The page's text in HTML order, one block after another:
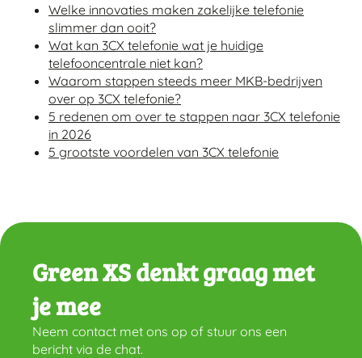
Welke innovaties maken zakelijke telefonie
slimmer dan ooit?
Wat kan 3CX telefonie wat je huidige
telefooncentrale niet kan?
Waarom stappen steeds meer MKB-bedrijven
over op 3CX telefonie?
5 redenen om over te stappen naar 3CX telefonie
in 2026
5 grootste voordelen van 3CX telefonie
Green XS denkt graag met
je mee
Neem contact met ons op of stuur ons een
bericht via de chat.